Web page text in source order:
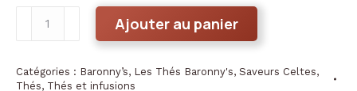
Houat
Ajouter au panier
Catégories : Baronny’s, Les Thés Baronny's, Saveurs Celtes,
Thés, Thés et infusions